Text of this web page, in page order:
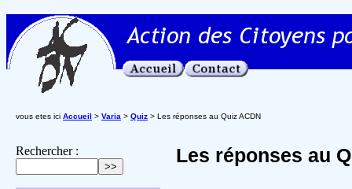
vous etes ici Accueil > Varia > Quiz > Les réponses au Quiz ACDN
Rechercher : Les réponses au